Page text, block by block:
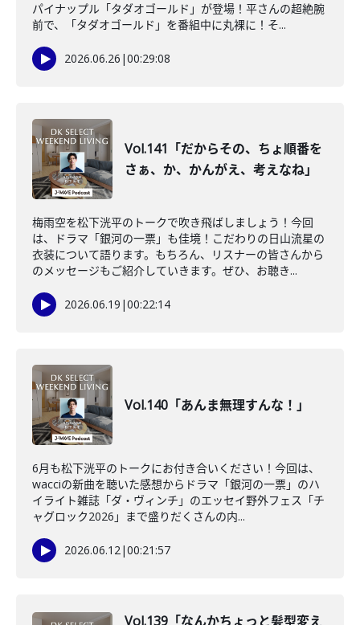
パイナップル「タダオゴールド」が登場！平さんの超絶腕
前で、「タダオゴールド」を番組中に丸裸に！そ...
2026.06.26 |00:29:08
Vol.141「だからその、ちょ順番を
さぁ、か、かんがえ、考えなね」
梅雨空を松下洸平のトークで吹き飛ばしましょう！今回
は、ドラマ「銀河の一票」も佳境！こだわりの日山流星の
衣装について語ります。もちろん、リスナーの皆さんから
のメッセージもご紹介していきます。ぜひ、お聴き...
2026.06.19 |00:22:14
Vol.140「あんま無理すんな！」
6月も松下洸平のトークにお付き合いください！今回は、
wacciの新曲を聴いた感想からドラマ「銀河の一票」のハ
イライト雑誌「ダ・ヴィンチ」のエッセイ野外フェス「チ
ャグロック2026」まで盛りだくさんの内...
2026.06.12|00:21:57
Vol.139「なんかちょっと髪型変え